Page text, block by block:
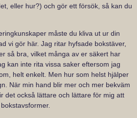
eller hur?) och gör ett försök, så kan du
måste du kliva ut ur din
vi gör här. Jag ritar hyfsade bokstäver,
så bra, vilket många av er säkert har
kan inte rita vissa saker eftersom jag
helt enkelt. Men hur som helst hjälper
När min hand blir mer och mer bekväm
det också lättare och lättare för mig att